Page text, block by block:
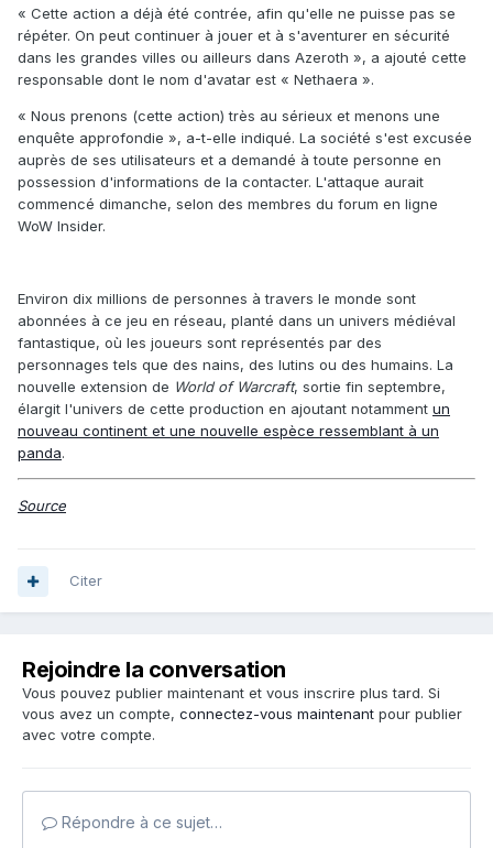
« Cette action a déjà été contrée, afin qu'elle ne puisse pas se
répéter. On peut continuer à jouer et à s'aventurer en sécurité
dans les grandes villes ou ailleurs dans Azeroth », a ajouté cette
responsable dont le nom d'avatar est « Nethaera ».
« Nous prenons (cette action) très au sérieux et menons une
enquête approfondie », a-t-elle indiqué. La société s'est excusée
auprès de ses utilisateurs et a demandé à toute personne en
possession d'informations de la contacter. L'attaque aurait
commencé dimanche, selon des membres du forum en ligne
WoW Insider.
Environ dix millions de personnes à travers le monde sont
abonnées à ce jeu en réseau, planté dans un univers médiéval
fantastique, où les joueurs sont représentés par des
personnages tels que des nains, des lutins ou des humains. La
nouvelle extension de World of Warcraft, sortie fin septembre,
élargit l'univers de cette production en ajoutant notamment un
nouveau continent et une nouvelle espèce ressemblant à un
panda.
Source
Citer
Rejoindre la conversation
Vous pouvez publier maintenant et vous inscrire plus tard. Si
vous avez un compte, connectez-vous maintenant pour publier
avec votre compte.
Répondre à ce sujet…